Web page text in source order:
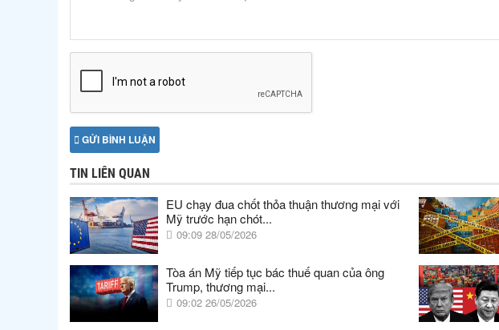
GỬI BÌNH LUẬN
TIN LIÊN QUAN
EU chạy đua chốt thỏa thuận thương mại với
Mỹ trước hạn chót...
09:09 28/05/2026
Tòa án Mỹ tiếp tục bác thuế quan của ông
Trump, thương mại...
09:02 26/05/2026